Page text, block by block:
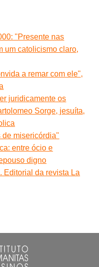
"Presente nas
um catolicismo claro,
a remar com ele",
juridicamente os
Sorge, jesuíta,
de misericórdia"
entre ócio e
digno
Editorial da revista La